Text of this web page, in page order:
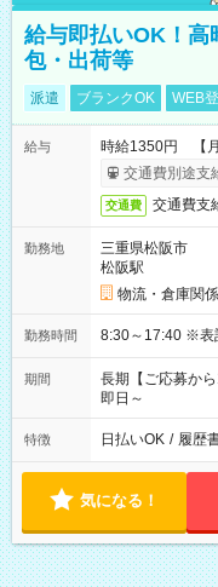
給与即払いOK！高
包・出荷等
派遣 ブランクOK WEB
給与
時給1350円 【
交通費別途支
交通費 交通費支
勤務地
三重県松阪市
松阪駅
物流・倉庫関係
勤務時間 8:30
期間
長期【ご応募か
即日～
特徴 日払いOK / 履歴
気になる！